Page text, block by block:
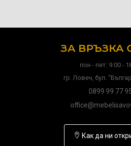
ЗА ВРЪЗКА
пон - пет: 9:00 -
гр. Ловеч, бул.
0899 99 77
Как да ни